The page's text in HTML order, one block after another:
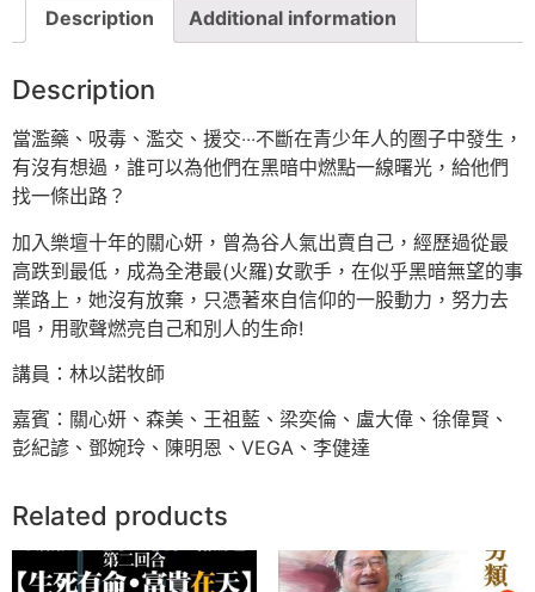
Description Additional information
Description
當濫藥、吸毒、濫交、援交‧‧‧不斷在青少年人的圏子中發生，
有沒有想過，誰可以為他們在黑暗中燃點一線曙光，給他們
找一條出路？
加入樂壇十年的關心妍，曾為谷人氣出賣自己，經歷過從最
高跌到最低，成為全港最(火羅)女歌手，在似乎黑暗無望的事
業路上，她沒有放棄，只憑著來自信仰的一股動力，努力去
唱，用歌聲燃亮自己和別人的生命!
講員：林以諾牧師
嘉賓：關心妍、森美、王祖藍、梁奕倫、盧大偉、徐偉賢、
彭紀諺、鄧婉玲、陳明恩、VEGA、李健達
Related products